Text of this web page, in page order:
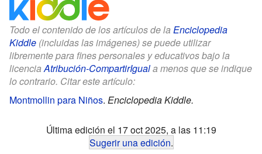
Todo el contenido de los artículos de la Enciclopedia
Kiddle (incluidas las imágenes) se puede utilizar
libremente para fines personales y educativos bajo la
licenciaAtribución-CompartirIguala menos que se indique
lo contrario. Citar este artículo:
Montmollin para Niños. Enciclopedia Kiddle.
Última edición el 17 oct 2025, a las 11:19
Sugerir una edición.